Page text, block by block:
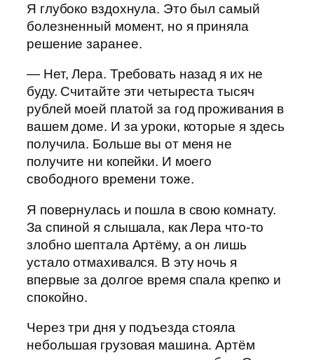
Я глубоко вздохнула. Это был самый
болезненный момент, но я приняла
решение заранее.
— Нет, Лера. Требовать назад я их не
буду. Считайте эти четыреста тысяч
рублей моей платой за год проживания в
вашем доме. И за уроки, которые я здесь
получила. Больше вы от меня не
получите ни копейки. И моего
свободного времени тоже.
Я повернулась и пошла в свою комнату.
За спиной я слышала, как Лера что-то
злобно шептала Артёму, а он лишь
устало отмахивался. В эту ночь я
впервые за долгое время спала крепко и
спокойно.
Через три дня у подъезда стояла
небольшая грузовая машина. Артём